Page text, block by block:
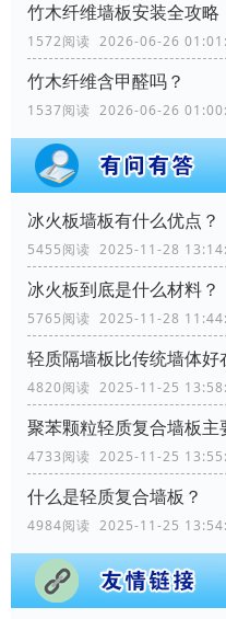
竹木纤维墙板安装全攻
1572阅读 2026-06-26
竹木纤维含甲醛吗？
1537阅读 2026-06-26
冰火板墙板有什么优点？
5455阅读 2025-11-28
冰火板到底是什么材料？
5765阅读 2025-11-28
轻质隔墙板比传统墙体好
4820阅读 2025-11-25
聚苯颗粒轻质复合墙板主
4733阅读 2025-11-25
什么是轻质复合墙板？
4984阅读 2025-11-25